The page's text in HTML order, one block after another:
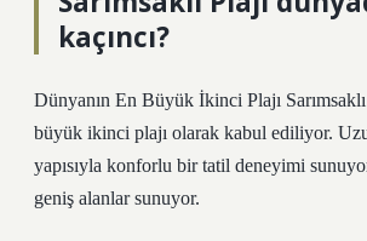
kaçıncı?
Dünyanın En Büyük İkinci Plajı
büyük ikinci plajı olarak kabul ediliyor.
yapısıyla konforlu bir tatil deneyimi
geniş alanlar sunuyor.